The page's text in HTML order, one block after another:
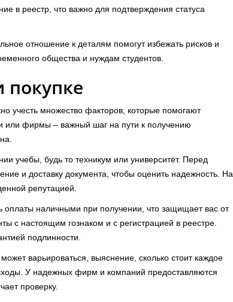
в реестр, что важно для подтверждения статуса
отношение к деталям помогут избежать рисков и
общества и нуждам студентов.
покупке
учесть множество факторов, которые помогают
или фирмы – важный шаг на пути к получению
учебы, будь то техникум или университет. Перед
и доставку документа, чтобы оценить надежность. На
репутацией.
оплаты наличными при получении, что защищает вас от
с настоящим гознаком и с регистрацией в реестре.
подлинности.
варьироваться, выяснение, сколько стоит каждое
У надежных фирм и компаний предоставляются
проверку.